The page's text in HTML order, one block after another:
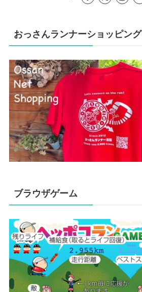
おっさんランナーショッピング
ブラウザゲーム